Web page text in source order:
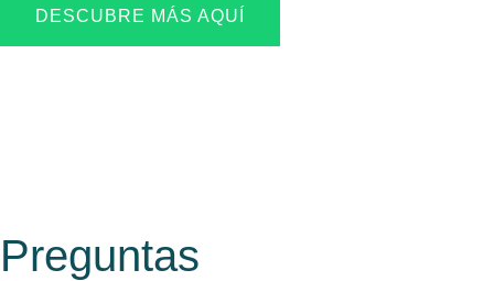
DESCUBRE MÁS AQUÍ
Preguntas